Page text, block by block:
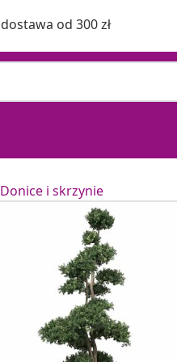
Darmowa dostawa od 300 zł
Donice i skrzynie